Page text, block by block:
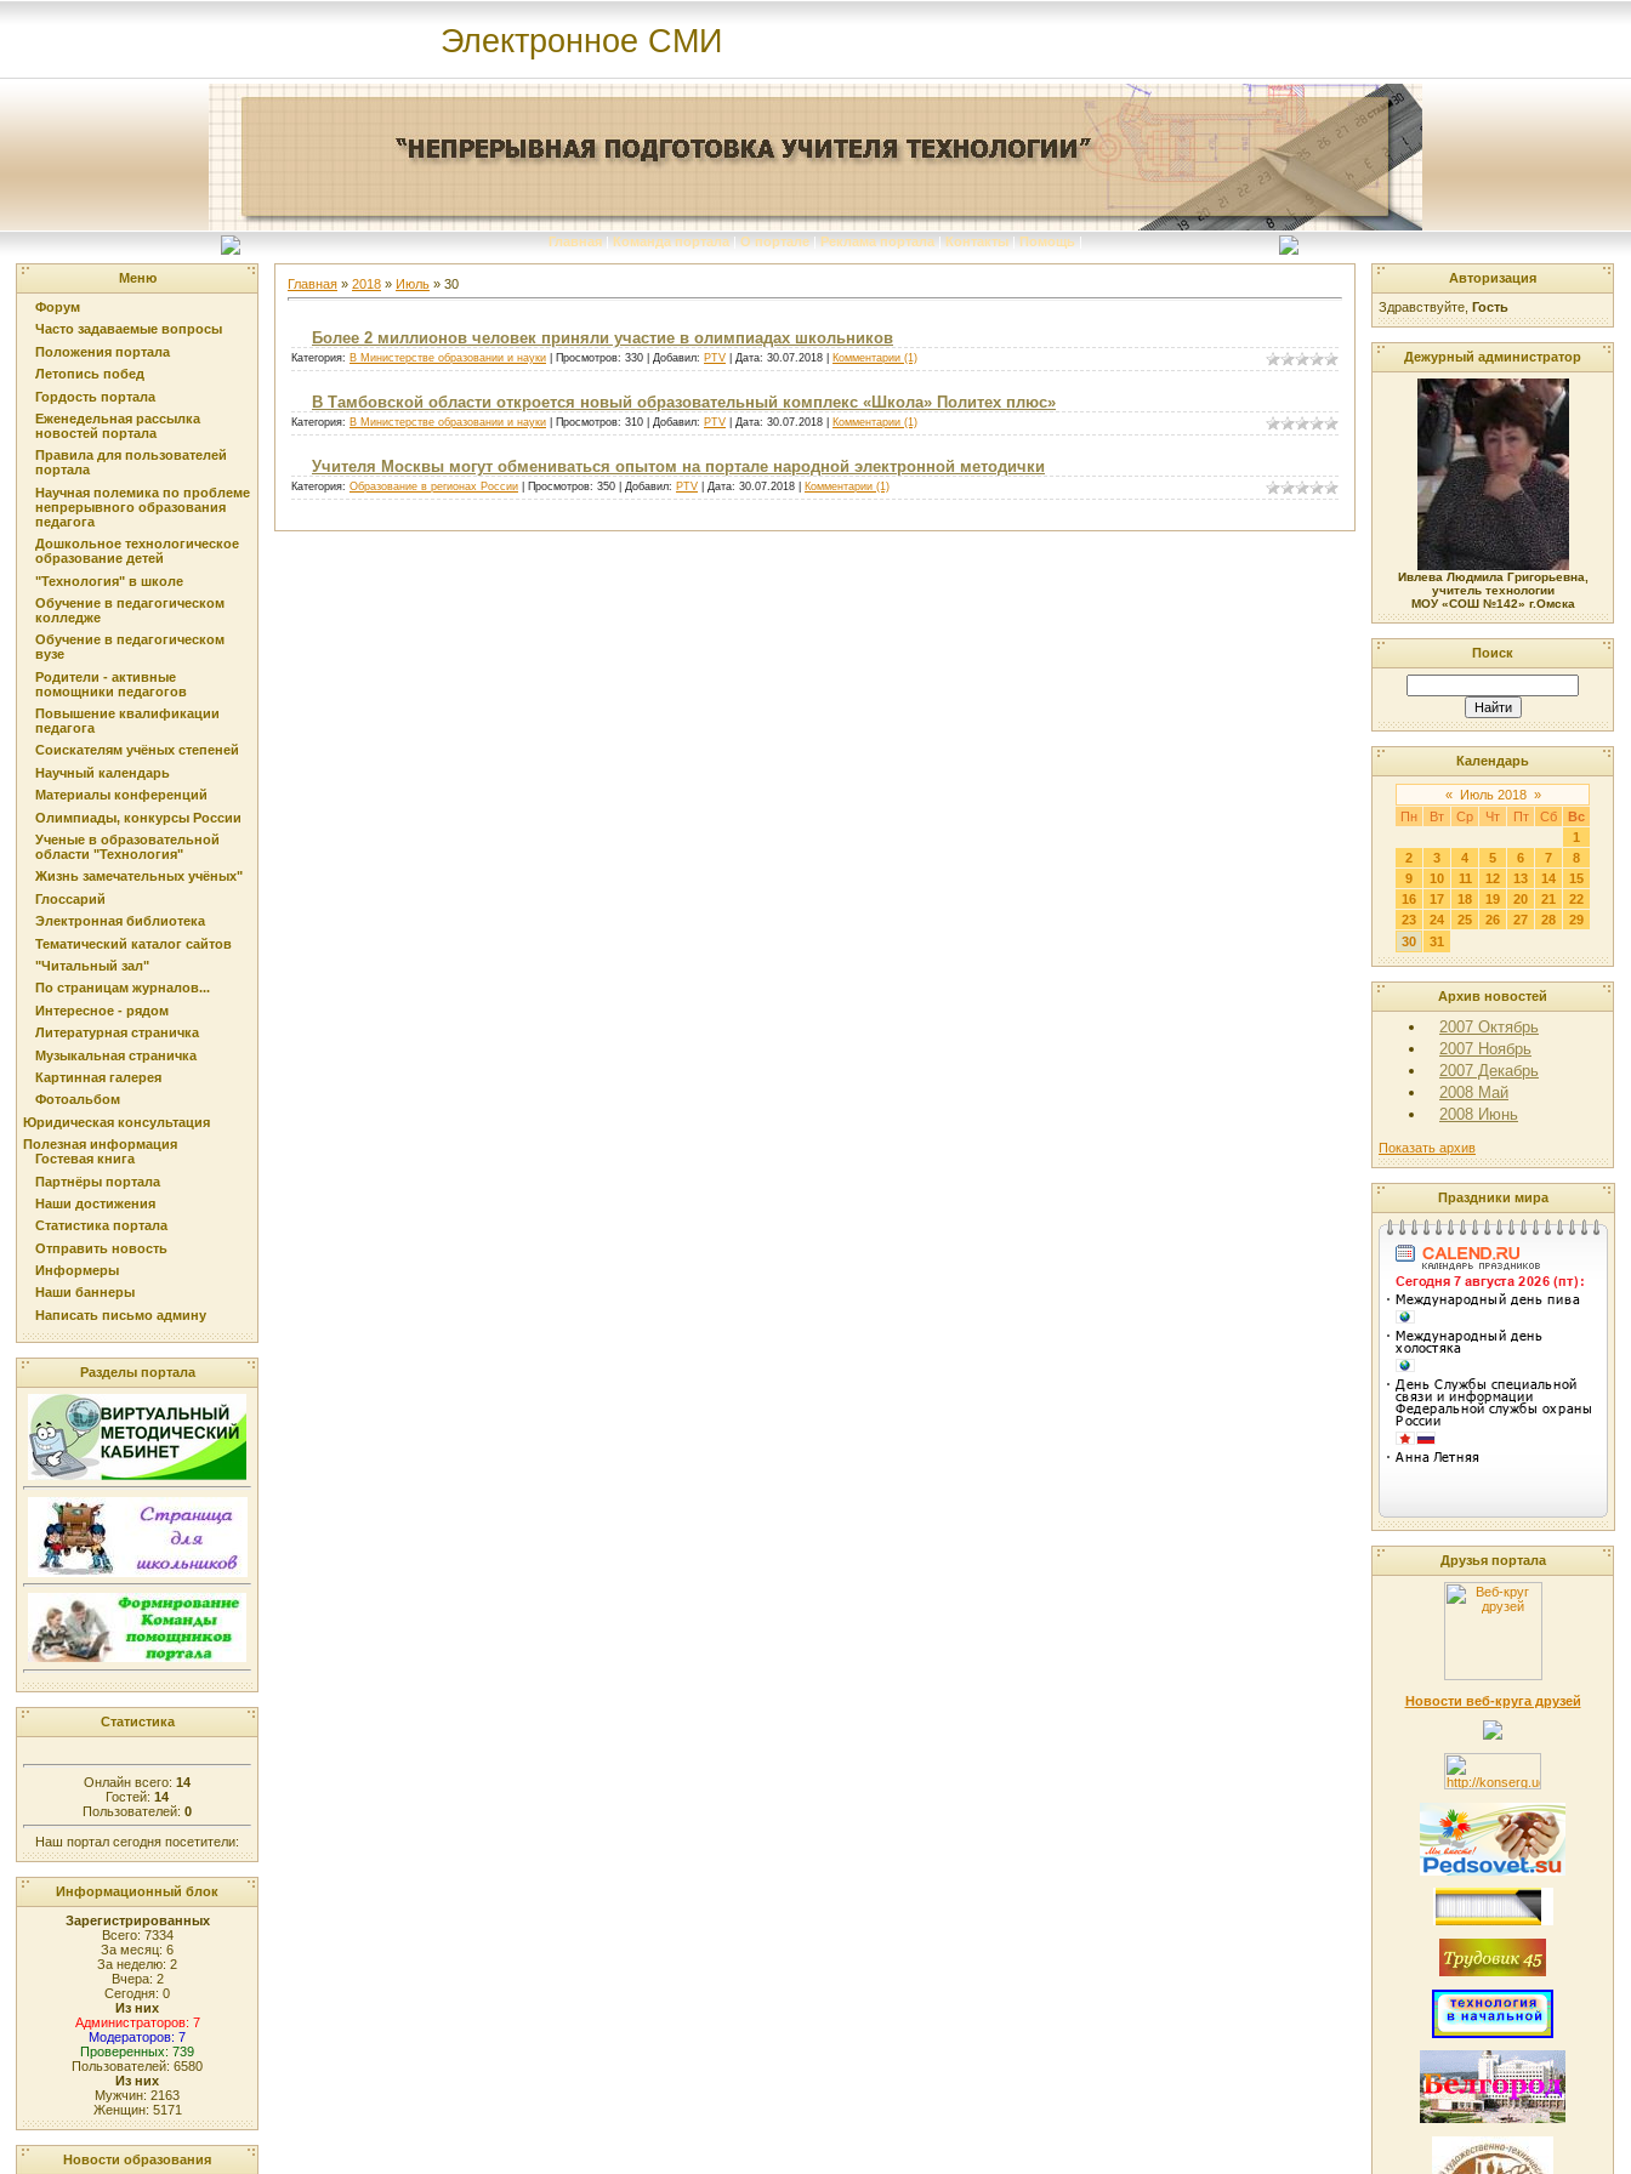
Электронное СМИ
Главная | Команда портала | О портале | Реклама портала | Контакты | Помощь |
Меню
Форум
Часто задаваемые вопросы
Положения портала
Летопись побед
Гордость портала
Еженедельная рассылка
новостей портала
Правила для пользователей
портала
Научная полемика по проблеме
непрерывного образования
педагога
Дошкольное технологическое
образование детей
"Технология" в школе
Обучение в педагогическом
колледже
Обучение в педагогическом
вузе
Родители - активные
помощники педагогов
Повышение квалификации
педагога
Соискателям учёных степеней
Научный календарь
Материалы конференций
Олимпиады, конкурсы России
Ученые в образовательной
области "Технология"
Жизнь замечательных учёных"
Глоссарий
Электронная библиотека
Тематический каталог сайтов
"Читальный зал"
По страницам журналов...
Интересное - рядом
Литературная страничка
Музыкальная страничка
Картинная галерея
Фотоальбом
Юридическая консультация
Полезная информация
Гостевая книга
Партнёры портала
Наши достижения
Статистика портала
Отправить новость
Информеры
Наши баннеры
Написать письмо админу
Разделы портала
Статистика
Онлайн всего: 14
Гостей: 14
Пользователей: 0
Наш портал сегодня посетители:
Информационный блок
Зарегистрированных
Всего: 7334
За месяц: 6
За неделю: 2
Вчера: 2
Сегодня: 0
Из них
Администраторов: 7
Модераторов: 7
Проверенных: 739
Пользователей: 6580
Из них
Мужчин: 2163
Женщин: 5171
Новости образования
Главная » 2018 » Июль » 30
Более 2 миллионов человек приняли участие в олимпиадах школьников
Категория: В Министерстве образовании и науки | Просмотров: 330 | Добавил: PTV | Дата: 30.07.2018 Комментарии (1)
В Тамбовской области откроется новый образовательный комплекс «Школа» Политех плюс»
Категория: В Министерстве образовании и науки | Просмотров: 310 | Добавил: PTV | Дата: 30.07.2018 Комментарии (1)
Учителя Москвы могут обмениваться опытом на портале народной электронной методички
Категория: Образование в регионах России | Просмотров: 350 | Добавил: PTV | Дата: 30.07.2018 Комментарии (1)
Авторизация
Здравствуйте, Гость
Дежурный администратор
Ивлева Людмила Григорьевна,
учитель технологии
МОУ «СОШ №142» г.Омска
Поиск
Календарь
« Июль 2018 »
Пн
Вт Ср Чт Пт Сб
Вс
1
2
3 4 5 6 7
8
9
10 11 12 13 14
15
16
17 18 19 20 21
22
23
24 25 26 27 28
29
30
31
Архив новостей
2007 Октябрь
2007 Ноябрь
2007 Декабрь
2008 Май
2008 Июнь
Показать архив
Праздники мира
Друзья портала
Новости веб-круга друзей